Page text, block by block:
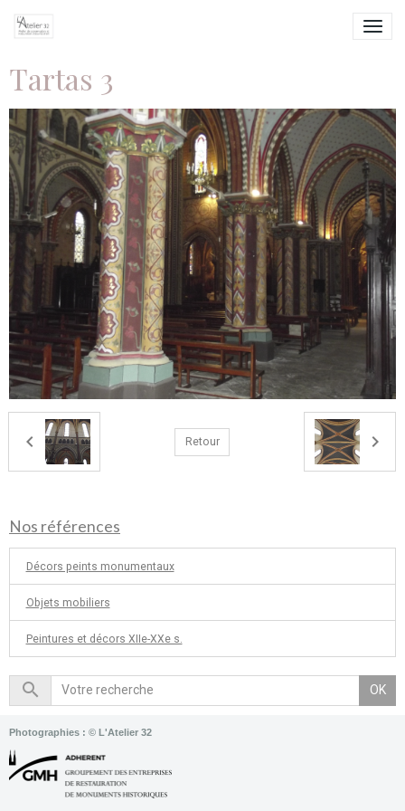
Tartas 3
Retour
Nos références
Décors peints monumentaux
Objets mobiliers
Peintures et décors XIIe-XXe s.
OK
Photographies : © L'Atelier 32